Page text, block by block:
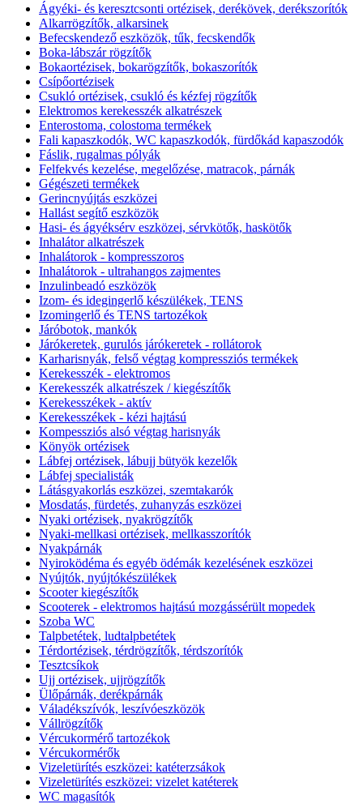
Ágyéki- és keresztcsonti ortézisek, derékövek, derékszorítók
Alkarrögzítők, alkarsinek
Befecskendező eszközök, tűk, fecskendők
Boka-lábszár rögzítők
Bokaortézisek, bokarögzítők, bokaszorítók
Csípőortézisek
Csukló ortézisek, csukló és kézfej rögzítők
Elektromos kerekesszék alkatrészek
Enterostoma, colostoma termékek
Fali kapaszkodók, WC kapaszkodók, fürdőkád kapaszodók
Fáslik, rugalmas pólyák
Felfekvés kezelése, megelőzése, matracok, párnák
Gégészeti termékek
Gerincnyújtás eszközei
Hallást segítő eszközök
Hasi- és ágyéksérv eszközei, sérvkötők, haskötők
Inhalátor alkatrészek
Inhalátorok - kompresszoros
Inhalátorok - ultrahangos zajmentes
Inzulinbeadó eszközök
Izom- és idegingerlő készülékek, TENS
Izomingerlő és TENS tartozékok
Járóbotok, mankók
Járókeretek, gurulós járókeretek - rollátorok
Karharisnyák, felső végtag kompressziós termékek
Kerekesszék - elektromos
Kerekesszék alkatrészek / kiegészítők
Kerekesszékek - aktív
Kerekesszékek - kézi hajtású
Kompessziós alsó végtag harisnyák
Könyök ortézisek
Lábfej ortézisek, lábujj bütyök kezelők
Lábfej specialisták
Látásgyakorlás eszközei, szemtakarók
Mosdatás, fürdetés, zuhanyzás eszközei
Nyaki ortézisek, nyakrögzítők
Nyaki-mellkasi ortézisek, mellkasszorítók
Nyakpárnák
Nyiroködéma és egyéb ödémák kezelésének eszközei
Nyújtók, nyújtókészülékek
Scooter kiegészítők
Scooterek - elektromos hajtású mozgássérült mopedek
Szoba WC
Talpbetétek, ludtalpbetétek
Térdortézisek, térdrögzítők, térdszorítók
Tesztcsíkok
Ujj ortézisek, ujjrögzítők
Ülőpárnák, derékpárnák
Váladékszívók, leszívóeszközök
Vállrögzítők
Vércukormérő tartozékok
Vércukormérők
Vizeletürítés eszközei: katéterzsákok
Vizeletürítés eszközei: vizelet katéterek
WC magasítók